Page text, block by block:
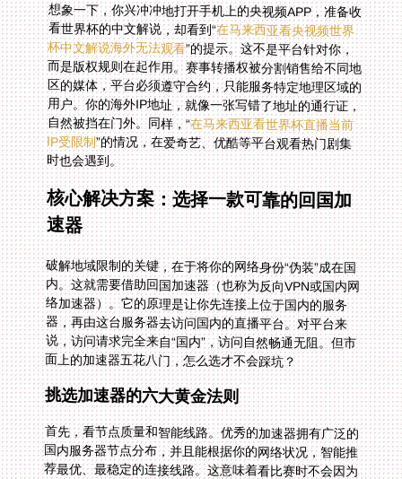
想象一下，你兴冲冲地打开手机上的央视频APP，准备收
看世界杯的中文解说，却看到“在马来西亚看央视频世界
杯中文解说海外无法观看”的提示。这不是平台针对你，
而是版权规则在起作用。赛事转播权被分割销售给不同地
区的媒体，平台必须遵守合约，只能服务特定地理区域的
用户。你的海外IP地址，就像一张写错了地址的通行证，
自然被挡在门外。同样，“在马来西亚看世界杯直播当前
IP受限制”的情况，在爱奇艺、优酷等平台观看热门剧集
时也会遇到。
核心解决方案：选择一款可靠的回国加
速器
破解地域限制的关键，在于将你的网络身份“伪装”成在国
内。这就需要借助回国加速器（也称为反向VPN或国内网
络加速器）。它的原理是让你先连接上位于国内的服务
器，再由这台服务器去访问国内的直播平台。对平台来
说，访问请求完全来自“国内”，访问自然畅通无阻。但市
面上的加速器五花八门，怎么选才不会踩坑？
挑选加速器的六大黄金法则
首先，看节点质量和智能线路。优秀的加速器拥有广泛的
国内服务器节点分布，并且能根据你的网络状况，智能推
荐最优、最稳定的连接线路。这意味着看比赛时不会因为